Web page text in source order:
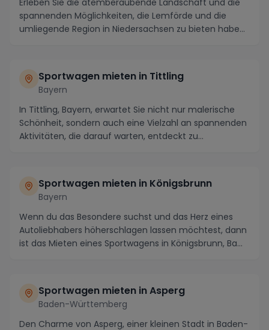
Erleben Sie die atemberaubende Landschaft und die
spannenden Möglichkeiten, die Lemförde und die
umliegende Region in Niedersachsen zu bieten haben.
Sportwagen mieten in Tittling
Bayern
In Tittling, Bayern, erwartet Sie nicht nur malerische
Schönheit, sondern auch eine Vielzahl an spannenden
Aktivitäten, die darauf warten, entdeckt zu...
Sportwagen mieten in Königsbrunn
Bayern
Wenn du das Besondere suchst und das Herz eines
Autoliebhabers höherschlagen lassen möchtest, dann
ist das Mieten eines Sportwagens in Königsbrunn, Ba...
Sportwagen mieten in Asperg
Baden-Württemberg
Den Charme von Asperg, einer kleinen Stadt in Baden-